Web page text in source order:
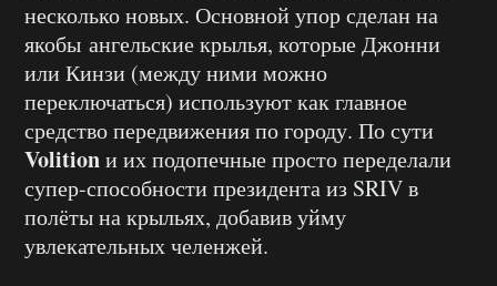
несколько новых. Основной упор сделан на
якобы ангельские крылья, которые Джонни
или Кинзи (между ними можно
переключаться) используют как главное
средство передвижения по городу. По сути
Volitionи их подопечные просто переделали
супер-способности президента из SRIV в
полёты на крыльях, добавив уйму
увлекательных челенжей.